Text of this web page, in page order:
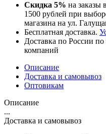
Скидка 5% на заказы
1500 рублей при
магазина на ул.
Бесплатная доставка.
Доставка по России
компаний
Описание
Доставка и самовывоз
Оптовикам
Описание
...
Доставка и самовывоз